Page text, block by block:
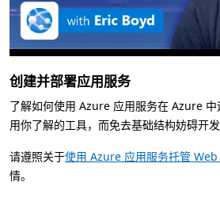
创建并部署应用服务
了解如何使用 Azure 应用服务在 Azure
用你了解的工具，而免去基础结构妨碍开发
请遵照关于使用 Azure 应用服务托管 Web
情。